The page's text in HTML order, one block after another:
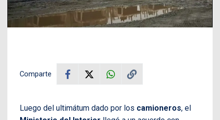
Comparte
Luego del ultimátum dado por los camioneros, el